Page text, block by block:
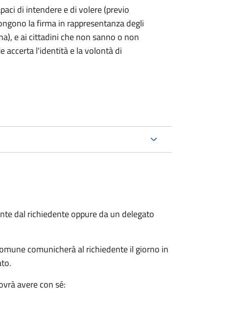
di intendere e di volere (previo
la firma in rappresentanza degli
e ai cittadini che non sanno o non
accerta l'identità e la volontà di
dal richiedente oppure da un delegato
comunicherà al richiedente il giorno in
avere con sé: